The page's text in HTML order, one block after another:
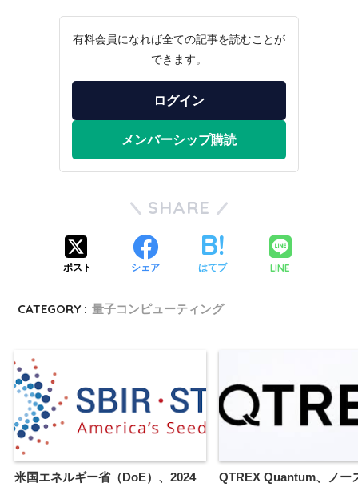
有料会員になれば全ての記事を読むことが
できます。
ログイン
メンバーシップ購読
SHARE
ポスト シェア はてブ LINE
CATEGORY : 量子コンピューティング
米国エネルギー省（DoE）、2024
QTREX Quantum、ノー